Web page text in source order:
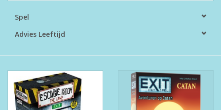
Wannahaves
Wens & Postkaarten
Spel
Advies Leeftijd